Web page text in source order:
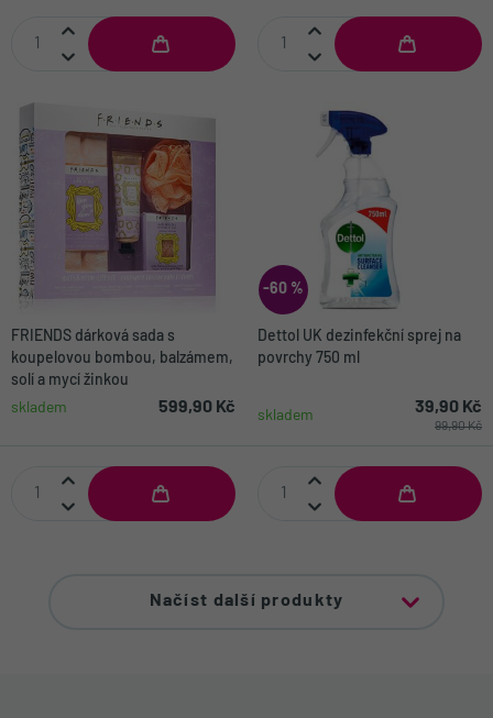
FRIENDS dárková sada s
koupelovou bombou, balzámem,
solí a mycí žinkou
skladem
599,90 Kč
-60 %
Dettol UK dezinfekční sprej na
povrchy 750 ml
skladem 39,90 Kč
99,90 Kč
Načíst další produkty